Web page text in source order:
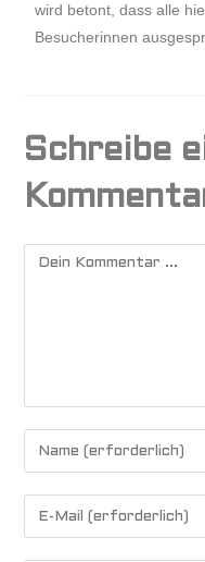
wird betont, dass alle
Besucherinnen
Schreibe